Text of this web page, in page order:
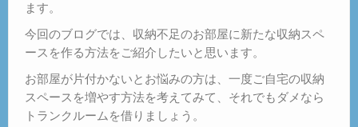
ます。
今回のブログでは、収納不足のお部屋に新たな収納スペ
ースを作る方法をご紹介したいと思います。
お部屋が片付かないとお悩みの方は、一度ご自宅の収納
スペースを増やす方法を考えてみて、それでもダメなら
トランクルームを借りましょう。